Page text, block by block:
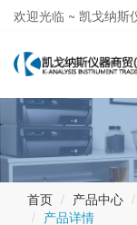
欢迎光临 ~ 凯戈纳斯
首页 产品中心
产品详情